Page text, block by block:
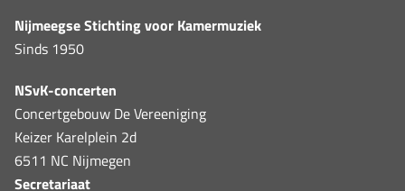
Nijmeegse Stichting voor Kamermuziek
Sinds 1950
NSvK-concerten
Concertgebouw De Vereeniging
Keizer Karelplein 2d
6511 NC Nijmegen
Secretariaat